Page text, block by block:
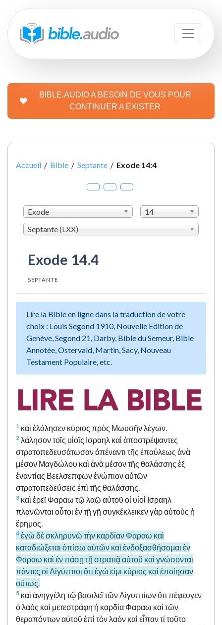
BIBLE.AUDIO A BESOIN DE VOUS POUR
CONTINUER A EXISTER
Accueil / Bible / Septante / Exode 14:4
Exode
14
Septante (LXX)
Exode 14.4
SEPTANTE
Lire la Bible en ligne dans la traduction de votre
choix : Louis Segond 1910, Nouvelle Edition de
Genève, Segond 21, Darby, Bible du Semeur, Bible
Annotée, Ostervald, Martin, Sacy, Nouveau
Testament Populaire, etc.
1 καὶ ἐλάλησεν κύριος πρὸς Μωυσῆν λέγων.
2 λάλησον τοῖς υἱοῖς Ισραηλ καὶ ἀποστρέψαντες
στρατοπεδευσάτωσαν ἀπέναντι τῆς ἐπαύλεως ἀνὰ
μέσον Μαγδώλου καὶ ἀνὰ μέσον τῆς θαλάσσης ἐξ
ἐναντίας Βεελσεπφων ἐνώπιον αὐτῶν
στρατοπεδεύσεις ἐπὶ τῆς θαλάσσης.
3 καὶ ἐρεῖ Φαραω τῷ λαῷ αὐτοῦ οἱ υἱοὶ Ισραηλ
πλανῶνται οὗτοι ἐν τῇ γῇ συγκέκλεικεν γὰρ αὐτοὺς ἡ
ἔρημος.
4 ἐγὼ δὲ σκληρυνῶ τὴν καρδίαν Φαραω καὶ
καταδιώξεται ὀπίσω αὐτῶν καὶ ἐνδοξασθήσομαι ἐν
Φαραω καὶ ἐν πάσῃ τῇ στρατιᾷ αὐτοῦ καὶ γνώσονται
πάντες οἱ Αἰγύπτιοι ὅτι ἐγώ εἰμι κύριος καὶ ἐποίησαν
οὕτως.
5 καὶ ἀνηγγέλη τῷ βασιλεῖ τῶν Αἰγυπτίων ὅτι πέφευγεν
ὁ λαός καὶ μετεστράφη ἡ καρδία Φαραω καὶ τῶν
θεραπόντων αὐτοῦ ἐπὶ τὸν λαόν καὶ εἶπαν τί τοῦτο